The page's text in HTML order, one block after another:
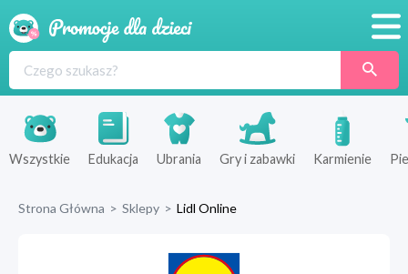
Produkty
Sklepy
Wszystkie Edukacja Ubrania Gry i zabawki Karmienie
Strona Główna > Sklepy > Lidl Online